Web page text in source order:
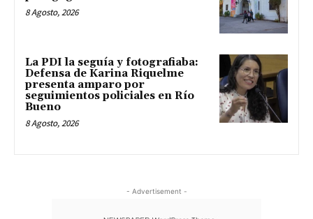
8 Agosto, 2026
La PDI la seguía y fotografiaba:
Defensa de Karina Riquelme
presenta amparo por
seguimientos policiales en Río
Bueno
8 Agosto, 2026
- Advertisement -